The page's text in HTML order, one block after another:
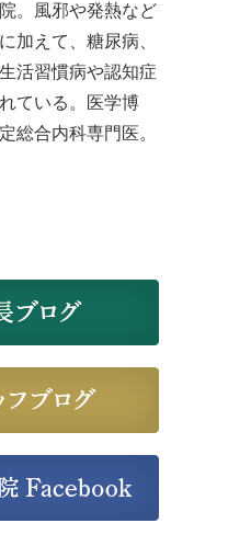
。風邪や発熱など
加えて、糖尿病、
活習慣病や認知症
ている。医学博
総合内科専門医。